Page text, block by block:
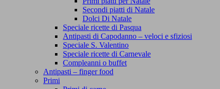
Secondi piatti di Natale
Dolci Di Natale
Speciale ricette di Pasqua
Antipasti di Capodanno – veloci e sfiziosi
Speciale S. Valentino
Speciale ricette di Carnevale
Compleanni o buffet
Antipasti – finger food
Primi